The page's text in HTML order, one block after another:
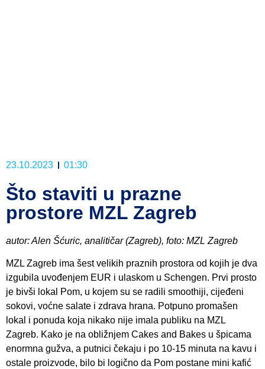
23.10.2023 01:30
Što staviti u prazne
prostore MZL Zagreb
autor: Alen Šćuric, analitičar (Zagreb), foto: MZL Zagreb
MZL Zagreb ima šest velikih praznih prostora od kojih je dva
izgubila uvođenjem EUR i ulaskom u Schengen. Prvi prosto
je bivši lokal Pom, u kojem su se radili smoothiji, cijeđeni
sokovi, voćne salate i zdrava hrana. Potpuno promašen
lokal i ponuda koja nikako nije imala publiku na MZL
Zagreb. Kako je na obližnjem Cakes and Bakes u špicama
enormna gužva, a putnici čekaju i po 10-15 minuta na kavu i
ostale proizvode, bilo bi logično da Pom postane mini kafić